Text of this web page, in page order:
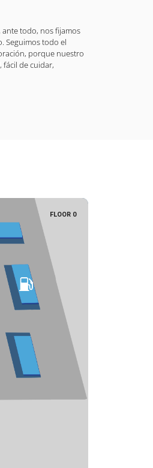
ante todo, nos fijamos
Seguimos todo el
porque nuestro
fácil de cuidar,